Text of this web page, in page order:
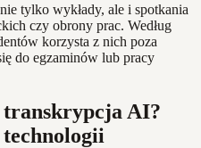
tylko wykłady, ale i spotkania
czy obrony prac. Według
korzysta z nich poza
do egzaminów lub pracy
transkrypcja AI?